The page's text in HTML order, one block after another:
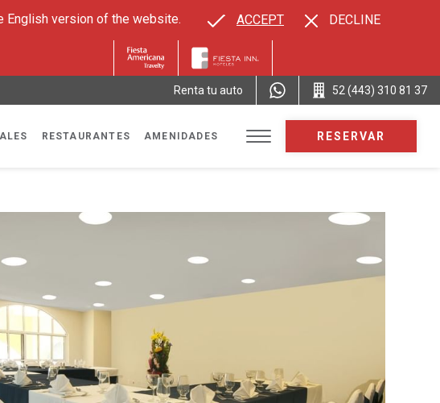
Renta tu auto 52 (443) 310 81 37
RESTAURANTES AMENIDADES RESERVAR
English version of the website. ACCEPT DECLINE